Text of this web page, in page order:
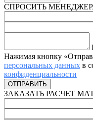
СПРОСИТЬ
Нажимая кнопку
персональных данных в
конфиденциальности
ЗАКАЗАТЬ РАСЧЕТ